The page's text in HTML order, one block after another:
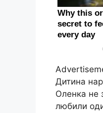
Дитина
Оленка не
любили